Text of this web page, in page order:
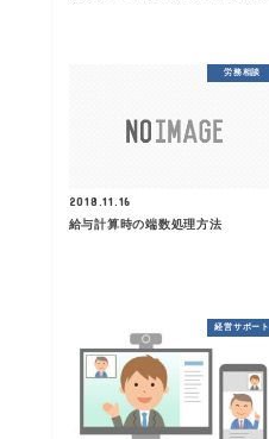
労務相談
2018.11.16
給与計算時の端数処理方法
経営サポート